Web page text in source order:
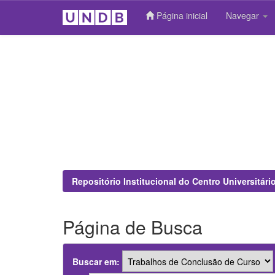
Página inicial Navegar
Repositório Institucional do Centro
Página de Busca
Buscar em: